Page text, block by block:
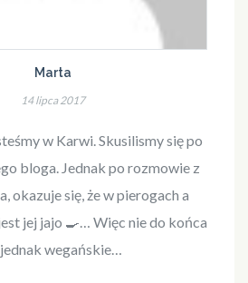
Marta
14 lipca 2017
w Karwi. Skusilismy się po
bloga. Jednak po rozmowie z
okazuje się, że w pierogach a
jej jajo 🍳… Więc nie do końca
wegańskie…